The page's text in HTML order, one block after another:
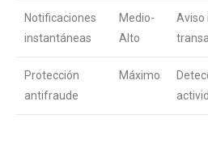
Notificaciones
instantáneas
Medio-
Alto
Aviso
Protección
antifraude
Máximo